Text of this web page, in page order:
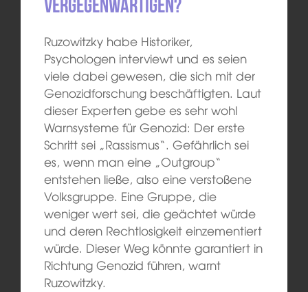
vergegenwärtigen?
Ruzowitzky habe Historiker,
Psychologen interviewt und es seien
viele dabei gewesen, die sich mit der
Genozidforschung beschäftigten. Laut
dieser Experten gebe es sehr wohl
Warnsysteme für Genozid: Der erste
Schritt sei „Rassismus“. Gefährlich sei
es, wenn man eine „Outgroup“
entstehen ließe, also eine verstoßene
Volksgruppe. Eine Gruppe, die
weniger wert sei, die geächtet würde
und deren Rechtlosigkeit einzementiert
würde. Dieser Weg könnte garantiert in
Richtung Genozid führen, warnt
Ruzowitzky.